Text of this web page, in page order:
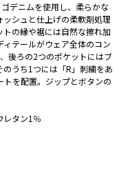
デニムを使用し、柔らかな
シュと仕上げの柔軟剤処理
の縁や裾には自然な擦れ加
テールがウェア全体のコン
後ろの2つのポケットにはブ
うち1つには「R」刺繍をあ
トを配置。ジップとボタンの
レタン1％